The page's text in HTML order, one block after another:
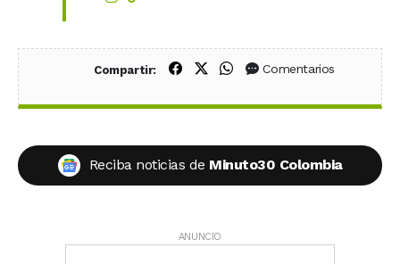
Compartir: Compartir en Facebook
Compartir en X (Twitter)
Compartir en WhatsApp
Comentarios
Reciba noticias de Minuto30 Colombia
ANUNCIO